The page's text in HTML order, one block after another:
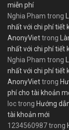
miễn phí
Nghia Pham trong
nhất với chi phí tiết
AnonyViettrong
nhất với chi phí tiết
Nghia Pham trong
nhất với chi phí tiết
AnonyViettrong
phí cho tài khoản
loctrong Hướng
tài khoản mới
1234560987trong